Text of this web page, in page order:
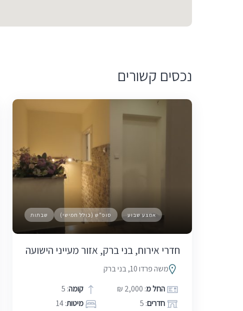
נכסים קשורים
אמצע שבוע סופ"ש (כולל חמישי) שבתות
חדרי אירוח, בני ברק, אזור מעייני הישועה
משה פרדו 10, בני ברק
החל מ: 2,000 ₪ קומה: 5
חדרים: 5 מיטות: 14